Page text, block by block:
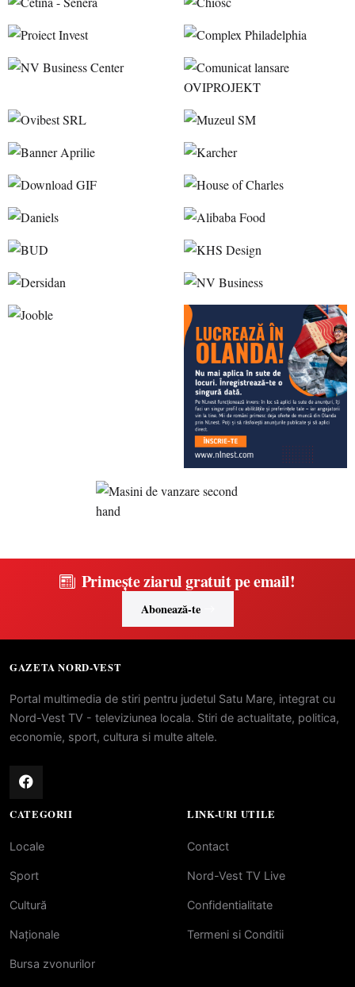
Primește ziarul gratuit pe email!
Abonează-te
GAZETA NORD-VEST
Portal multimedia de stiri pentru judetul Satu Mare, integrat cu
Nord-Vest TV - televiziunea locala. Stiri de actualitate, politica,
economie, sport, cultura si multe altele.
CATEGORII
Locale
Sport
Cultură
Naționale
Bursa zvonurilor
LINK-URI UTILE
Contact
Nord-Vest TV Live
Confidentialitate
Termeni si Conditii